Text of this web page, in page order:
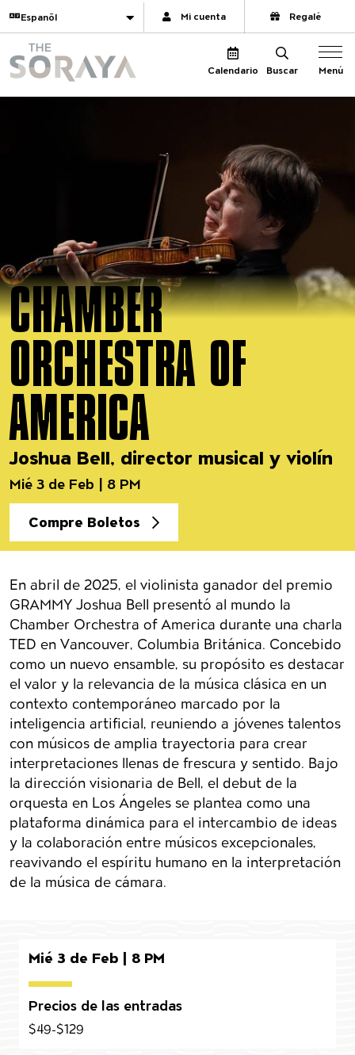
Navegación del sitio
Traducir Mi cuenta Regalé
Calendario Buscar Menú
CHAMBER
ORCHESTRA OF
AMERICA
Joshua Bell, director musical y violín
Mié 3 de Feb | 8 PM
Compre Boletos
Detalles del evento
En abril de 2025, el violinista ganador del premio
GRAMMY Joshua Bell presentó al mundo la
Chamber Orchestra of America durante una charla
TED en Vancouver, Columbia Británica. Concebido
como un nuevo ensamble, su propósito es destacar
el valor y la relevancia de la música clásica en un
contexto contemporáneo marcado por la
inteligencia artificial, reuniendo a jóvenes talentos
con músicos de amplia trayectoria para crear
interpretaciones llenas de frescura y sentido. Bajo
la dirección visionaria de Bell, el debut de la
orquesta en Los Ángeles se plantea como una
plataforma dinámica para el intercambio de ideas
y la colaboración entre músicos excepcionales,
reavivando el espíritu humano en la interpretación
de la música de cámara.
Mié 3 de Feb | 8 PM
Precios de las entradas
$49-$129